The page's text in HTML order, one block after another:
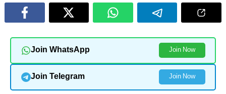
Join WhatsApp Join Now
Join Telegram Join Now